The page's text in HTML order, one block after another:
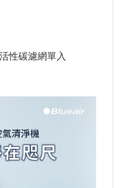
性碳濾網單入